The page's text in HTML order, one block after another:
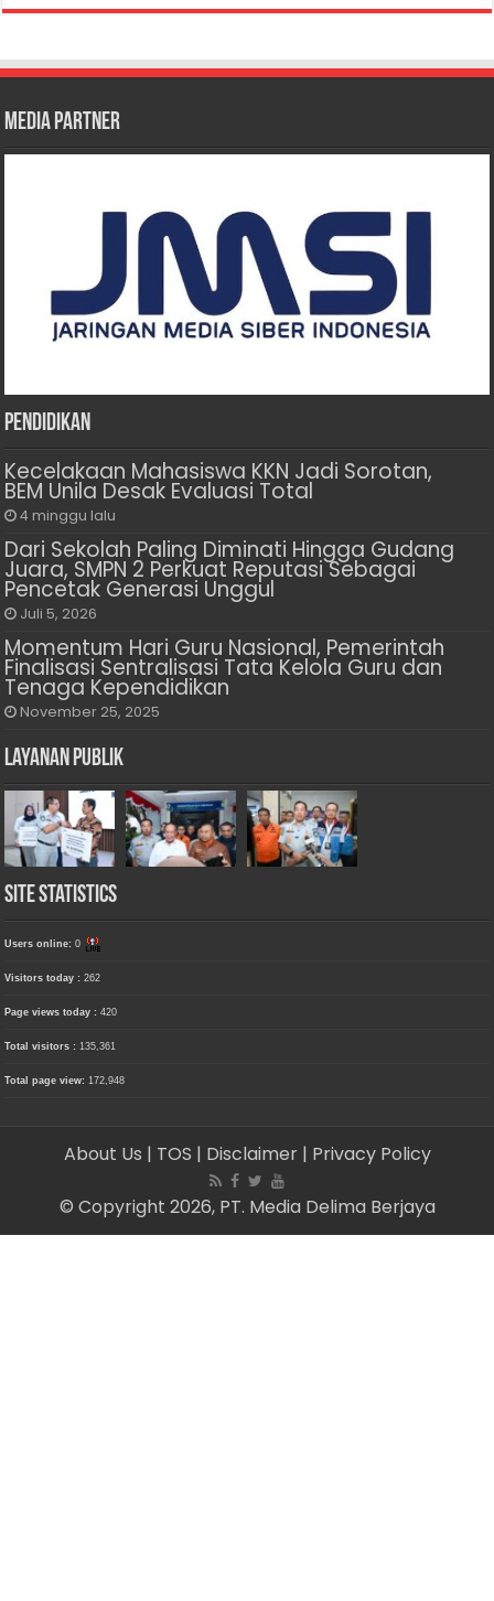
Media Partner
Pendidikan
Kecelakaan Mahasiswa KKN Jadi Sorotan,
BEM Unila Desak Evaluasi Total
4 minggu lalu
Dari Sekolah Paling Diminati Hingga Gudang
Juara, SMPN 2 Perkuat Reputasi Sebagai
Pencetak Generasi Unggul
Juli 5, 2026
Momentum Hari Guru Nasional, Pemerintah
Finalisasi Sentralisasi Tata Kelola Guru dan
Tenaga Kependidikan
November 25, 2025
Layanan Publik
Site Statistics
Users online:0
Visitors today :262
Page views today :420
Total visitors : 135,361
Total page view: 172,948
About Us | TOS | Disclaimer | Privacy Policy
© Copyright 2026, PT. Media Delima Berjaya